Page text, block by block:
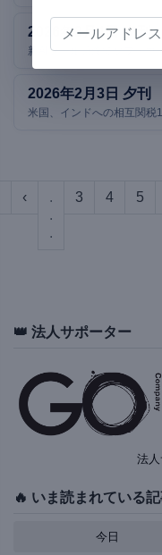
2026年2月4日 夕刊
2026年2月3日 夕刊
‹
.
.
.
3 4 5
👑 法人サポーター
法
🔥 いま読まれている
今日